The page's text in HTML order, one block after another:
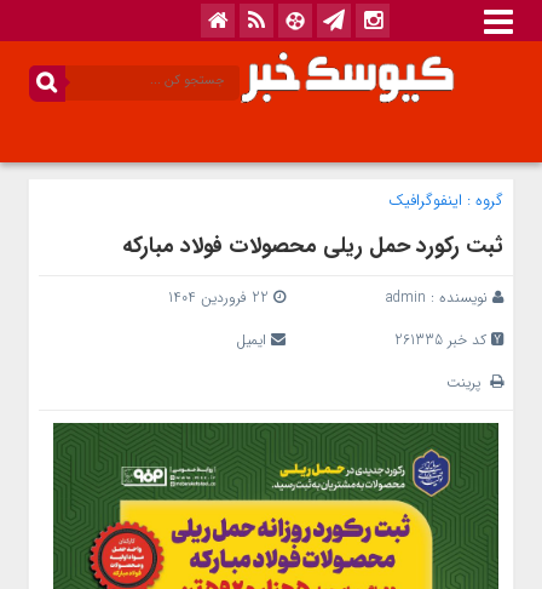
گروه : اینفوگرافیک
ثبت رکورد حمل ریلی محصولات فولاد مبارکه
نویسنده : admin
کد خبر 261335
ایمیل
پرینت